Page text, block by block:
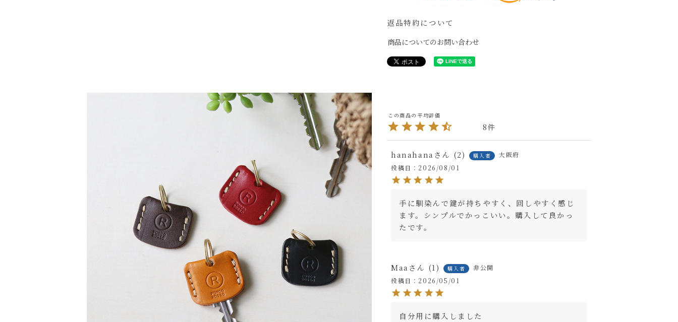
返品特約について
商品についてのお問い合わせ
8
hanahana 2 購入者
大阪府
投稿日
2026/08/01
手に馴染んで鍵が持ちやすく、回しやすく感じ
ます。シンプルでかっこいい。購入して良かっ
たです。
Maa 1 購入者
非公開
投稿日
2026/05/01
自分用に購入しました